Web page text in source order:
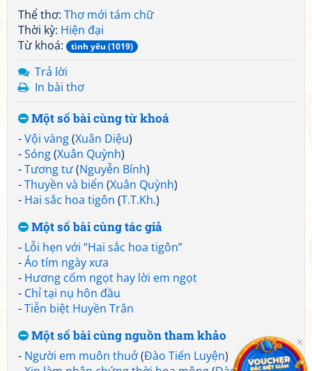
Thể thơ: Thơ mới tám chữ
Thời kỳ: Hiện đại
Từ khoá:
tình yêu (1019)
Trả lời
In bài thơ
Một số bài cùng từ khoá
-Vội vàng(Xuân Diệu)
-Sóng(Xuân Quỳnh)
-Tương tư(Nguyễn Bính)
-Thuyền và biển (Xuân Quỳnh)
- Hai sắc hoa tigôn (T.T.Kh.)
Một số bài cùng tác giả
- Lỗi hẹn với “Hai sắc hoa tigôn”
-Áo tím ngày xưa
- Hương cốm ngọt hay lời em ngọt
- Chỉ tại nụ hôn đầu
-Tiễn biệt Huyền Trân
Một số bài cùng nguồn tham khảo
- Người em muôn thuở(Đào Tiến Luyện)